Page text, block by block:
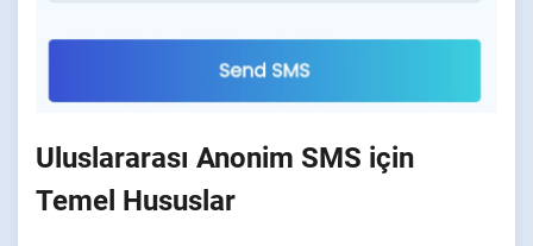
Uluslararası Anonim SMS için
Temel Hususlar